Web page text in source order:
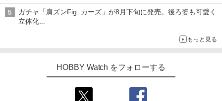
子どもが楽しめるかっぱ寿司ならではの体験とコラボの楽しさを
追求
ガチャ「肩ズンFig. カーズ」が8月下旬に発売。後ろ姿も可愛く
立体化
もっと見る
HOBBY Watch をフォローする